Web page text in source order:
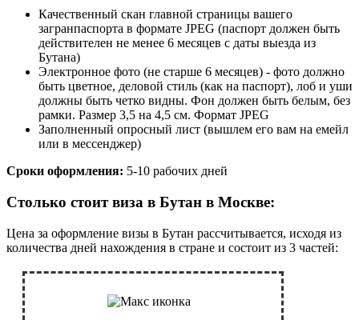
Качественный скан главной страницы вашего
загранпаспорта в формате JPEG (паспорт должен быть
действителен не менее 6 месяцев с даты выезда из
Бутана)
Электронное фото (не старше 6 месяцев) - фото должно
быть цветное, деловой стиль (как на паспорт), лоб и уши
должны быть четко видны. Фон должен быть белым, без
рамки. Размер 3,5 на 4,5 см. Формат JPEG
Заполненный опросный лист (вышлем его вам на емейл
или в мессенджер)
Сроки оформления: 5-10 рабочих дней
Столько стоит виза в Бутан в Москве:
Цена за оформление визы в Бутан рассчитывается, исходя из
количества дней нахождения в стране и состоит из 3 частей: